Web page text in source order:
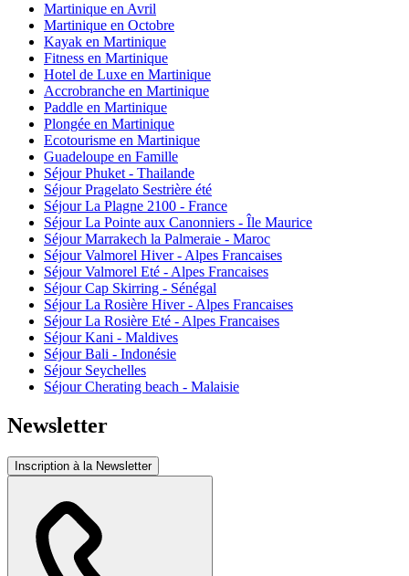
Martinique en Avril
Martinique en Octobre
Kayak en Martinique
Fitness en Martinique
Hotel de Luxe en Martinique
Accrobranche en Martinique
Paddle en Martinique
Plongée en Martinique
Ecotourisme en Martinique
Guadeloupe en Famille
Séjour Phuket - Thailande
Séjour Pragelato Sestrière été
Séjour La Plagne 2100 - France
Séjour La Pointe aux Canonniers - Île Maurice
Séjour Marrakech la Palmeraie - Maroc
Séjour Valmorel Hiver - Alpes Francaises
Séjour Valmorel Eté - Alpes Francaises
Séjour Cap Skirring - Sénégal
Séjour La Rosière Hiver - Alpes Francaises
Séjour La Rosière Eté - Alpes Francaises
Séjour Kani - Maldives
Séjour Bali - Indonésie
Séjour Seychelles
Séjour Cherating beach - Malaisie
Newsletter
Inscription à la Newsletter